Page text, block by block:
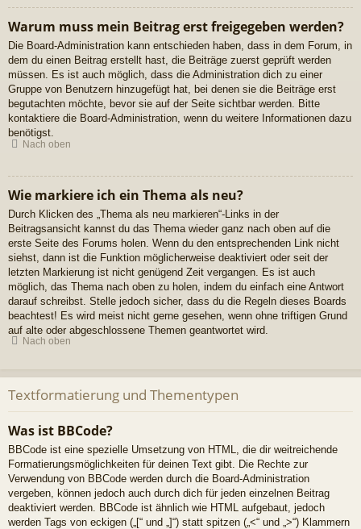
Warum muss mein Beitrag erst freigegeben werden?
Die Board-Administration kann entschieden haben, dass in dem Forum, in
dem du einen Beitrag erstellt hast, die Beiträge zuerst geprüft werden
müssen. Es ist auch möglich, dass die Administration dich zu einer
Gruppe von Benutzern hinzugefügt hat, bei denen sie die Beiträge erst
begutachten möchte, bevor sie auf der Seite sichtbar werden. Bitte
kontaktiere die Board-Administration, wenn du weitere Informationen dazu
benötigst.
Nach oben
Wie markiere ich ein Thema als neu?
Durch Klicken des „Thema als neu markieren“-Links in der
Beitragsansicht kannst du das Thema wieder ganz nach oben auf die
erste Seite des Forums holen. Wenn du den entsprechenden Link nicht
siehst, dann ist die Funktion möglicherweise deaktiviert oder seit der
letzten Markierung ist nicht genügend Zeit vergangen. Es ist auch
möglich, das Thema nach oben zu holen, indem du einfach eine Antwort
darauf schreibst. Stelle jedoch sicher, dass du die Regeln dieses Boards
beachtest! Es wird meist nicht gerne gesehen, wenn ohne triftigen Grund
auf alte oder abgeschlossene Themen geantwortet wird.
Nach oben
Textformatierung und Thementypen
Was ist BBCode?
BBCode ist eine spezielle Umsetzung von HTML, die dir weitreichende
Formatierungsmöglichkeiten für deinen Text gibt. Die Rechte zur
Verwendung von BBCode werden durch die Board-Administration
vergeben, können jedoch auch durch dich für jeden einzelnen Beitrag
deaktiviert werden. BBCode ist ähnlich wie HTML aufgebaut, jedoch
werden Tags von eckigen („[“ und „]“) statt spitzen („<“ und „>“) Klammern